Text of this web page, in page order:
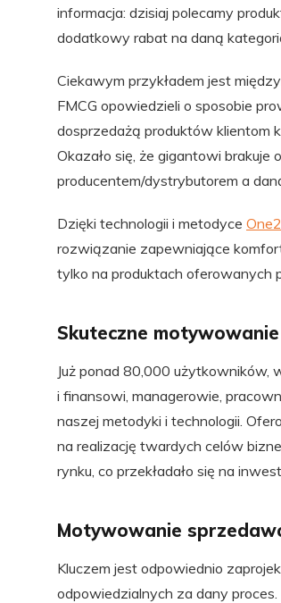
informacja: dzisiaj polecamy
dodatkowy rabat na daną
Ciekawym przykładem jest
FMCG opowiedzieli o sposobie
dosprzedażą produktów klientom
Okazało się, że gigantowi
producentem/dystrybutorem a
Dzięki technologii i metodyce
rozwiązanie zapewniające
tylko na produktach oferowanych
Skuteczne
Już ponad 80,000 użytkowników,
i finansowi, managerowie,
naszej metodyki i technologii.
na realizację twardych celów
rynku, co przekładało się na
Motywowanie
Kluczem jest odpowiednio
odpowiedzialnych za dany